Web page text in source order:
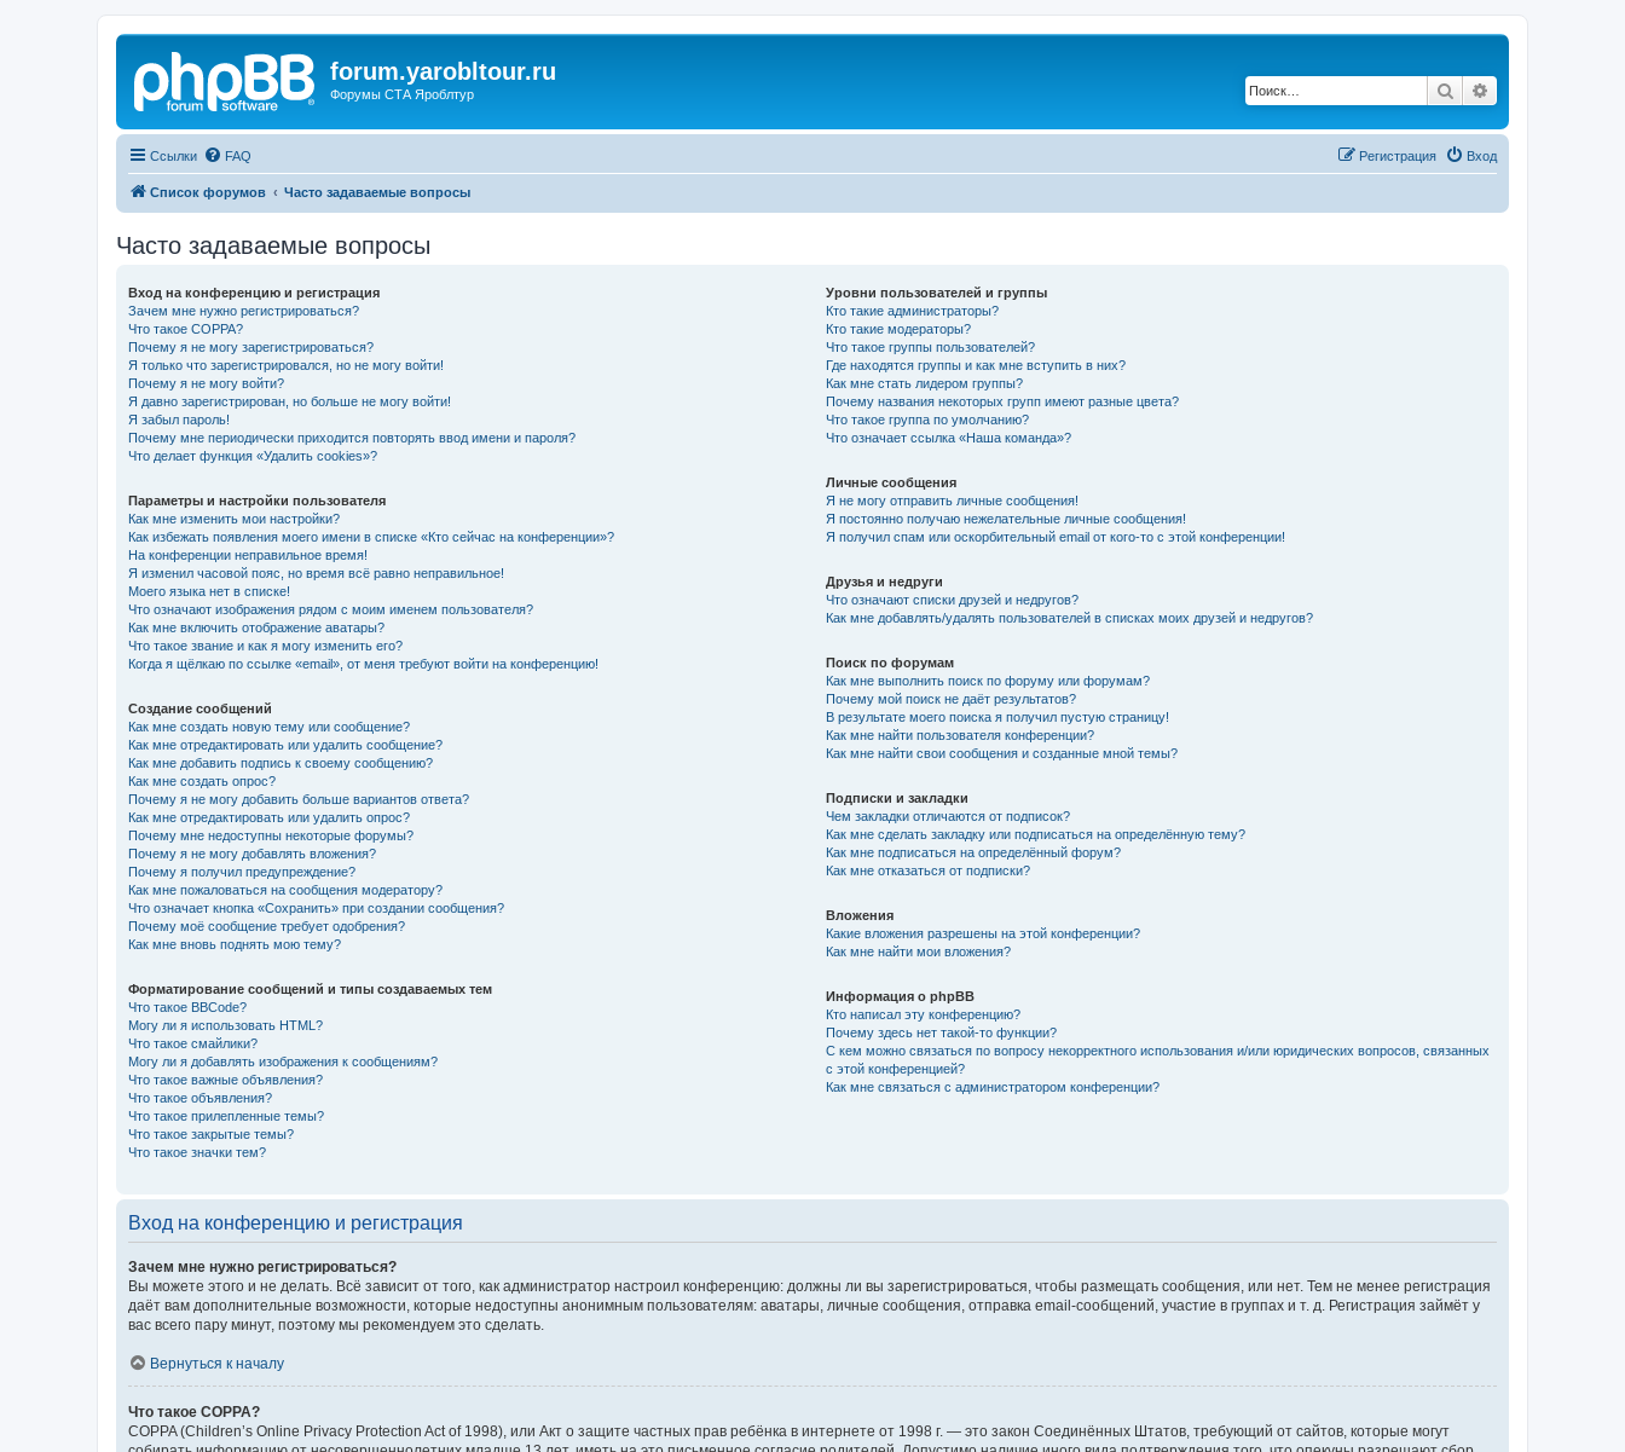
forum.yarobltour.ru
Форумы СТА Яроблтур Поиск
Ссылки FAQ Вход
Регистрация
Список форумов Часто задаваемые вопросы
Часто задаваемые вопросы
Вход на конференцию и регистрация
Зачем мне нужно регистрироваться?
Что такое COPPA?
Почему я не могу зарегистрироваться?
Я только что зарегистрировался, но не могу войти!
Почему я не могу войти?
Я давно зарегистрирован, но больше не могу войти!
Я забыл пароль!
Почему мне периодически приходится повторять ввод имени и пароля?
Что делает функция «Удалить cookies»?
Параметры и настройки пользователя
Как мне изменить мои настройки?
Как избежать появления моего имени в списке «Кто сейчас на конференции»?
На конференции неправильное время!
Я изменил часовой пояс, но время всё равно неправильное!
Моего языка нет в списке!
Что означают изображения рядом с моим именем пользователя?
Как мне включить отображение аватары?
Что такое звание и как я могу изменить его?
Когда я щёлкаю по ссылке «email», от меня требуют войти на конференцию!
Создание сообщений
Как мне создать новую тему или сообщение?
Как мне отредактировать или удалить сообщение?
Как мне добавить подпись к своему сообщению?
Как мне создать опрос?
Почему я не могу добавить больше вариантов ответа?
Как мне отредактировать или удалить опрос?
Почему мне недоступны некоторые форумы?
Почему я не могу добавлять вложения?
Почему я получил предупреждение?
Как мне пожаловаться на сообщения модератору?
Что означает кнопка «Сохранить» при создании сообщения?
Почему моё сообщение требует одобрения?
Как мне вновь поднять мою тему?
Форматирование сообщений и типы создаваемых тем
Что такое BBCode?
Могу ли я использовать HTML?
Что такое смайлики?
Могу ли я добавлять изображения к сообщениям?
Что такое важные объявления?
Что такое объявления?
Что такое прилепленные темы?
Что такое закрытые темы?
Что такое значки тем?
Уровни пользователей и группы
Кто такие администраторы?
Кто такие модераторы?
Что такое группы пользователей?
Где находятся группы и как мне вступить в них?
Как мне стать лидером группы?
Почему названия некоторых групп имеют разные цвета?
Что такое группа по умолчанию?
Что означает ссылка «Наша команда»?
Личные сообщения
Я не могу отправить личные сообщения!
Я постоянно получаю нежелательные личные сообщения!
Я получил спам или оскорбительный email от кого-то с этой конференции!
Друзья и недруги
Что означают списки друзей и недругов?
Как мне добавлять/удалять пользователей в списках моих друзей и недругов?
Поиск по форумам
Как мне выполнить поиск по форуму или форумам?
Почему мой поиск не даёт результатов?
В результате моего поиска я получил пустую страницу!
Как мне найти пользователя конференции?
Как мне найти свои сообщения и созданные мной темы?
Подписки и закладки
Чем закладки отличаются от подписок?
Как мне сделать закладку или подписаться на определённую тему?
Как мне подписаться на определённый форум?
Как мне отказаться от подписки?
Вложения
Какие вложения разрешены на этой конференции?
Как мне найти мои вложения?
Информация о phpBB
Кто написал эту конференцию?
Почему здесь нет такой-то функции?
С кем можно связаться по вопросу некорректного использования и/или юридических вопросов, связанных
с этой конференцией?
Как мне связаться с администратором конференции?
Вход на конференцию и регистрация
Зачем мне нужно регистрироваться?
Вы можете этого и не делать. Всё зависит от того, как администратор настроил конференцию: должны ли вы зарегистрироваться, чтобы размещать сообщения, или нет. Тем не менее регистрация
даёт вам дополнительные возможности, которые недоступны анонимным пользователям: аватары, личные сообщения, отправка email-сообщений, участие в группах и т. д. Регистрация займёт у
вас всего пару минут, поэтому мы рекомендуем это сделать.
Вернуться к началу
Что такое COPPA?
COPPA (Children’s Online Privacy Protection Act of 1998), или Акт о защите частных прав ребёнка в интернете от 1998 г. — это закон Соединённых Штатов, требующий от сайтов, которые могут